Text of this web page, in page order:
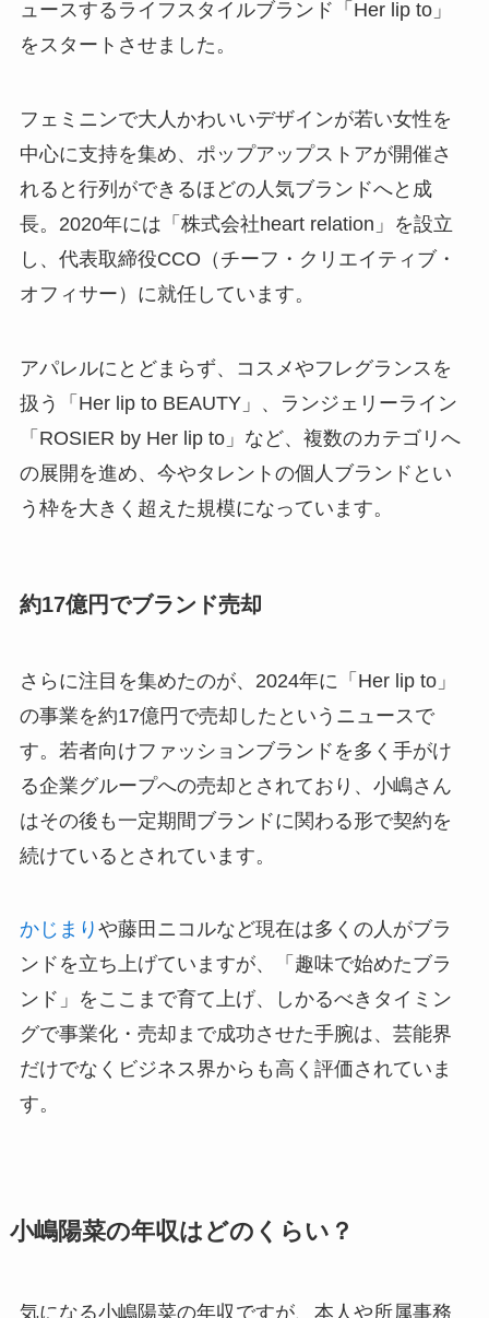
ュースするライフスタイルブランド「Her lip to」
をスタートさせました。
フェミニンで大人かわいいデザインが若い女性を
中心に支持を集め、ポップアップストアが開催さ
れると行列ができるほどの人気ブランドへと成
長。2020年には「株式会社heart relation」を設立
し、代表取締役CCO（チーフ・クリエイティブ・
オフィサー）に就任しています。
アパレルにとどまらず、コスメやフレグランスを
扱う「Her lip to BEAUTY」、ランジェリーライン
「ROSIER by Her lip to」など、複数のカテゴリへ
の展開を進め、今やタレントの個人ブランドとい
う枠を大きく超えた規模になっています。
約17億円でブランド売却
さらに注目を集めたのが、2024年に「Her lip to」
の事業を約17億円で売却したというニュースで
す。若者向けファッションブランドを多く手がけ
る企業グループへの売却とされており、小嶋さん
はその後も一定期間ブランドに関わる形で契約を
続けているとされています。
かじまり や藤田ニコルなど現在は多くの人がブラ
ンドを立ち上げていますが、「趣味で始めたブラ
ンド」をここまで育て上げ、しかるべきタイミン
グで事業化・売却まで成功させた手腕は、芸能界
だけでなくビジネス界からも高く評価されていま
す。
小嶋陽菜の年収はどのくらい？
気になる小嶋陽菜の年収ですが、本人や所属事務